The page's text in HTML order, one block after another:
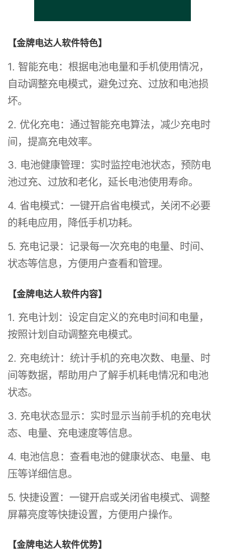
【金牌电达人软件特色】
1. 智能充电：根据电池电量和手机使用情况，
自动调整充电模式，避免过充、过放和电池损
坏。
2. 优化充电：通过智能充电算法，减少充电时
间，提高充电效率。
3. 电池健康管理：实时监控电池状态，预防电
池过充、过放和老化，延长电池使用寿命。
4. 省电模式：一键开启省电模式，关闭不必要
的耗电应用，降低手机功耗。
5. 充电记录：记录每一次充电的电量、时间、
状态等信息，方便用户查看和管理。
【金牌电达人软件内容】
1. 充电计划：设定自定义的充电时间和电量，
按照计划自动调整充电模式。
2. 充电统计：统计手机的充电次数、电量、时
间等数据，帮助用户了解手机耗电情况和电池
状态。
3. 充电状态显示：实时显示当前手机的充电状
态、电量、充电速度等信息。
4. 电池信息：查看电池的健康状态、电量、电
压等详细信息。
5. 快捷设置：一键开启或关闭省电模式、调整
屏幕亮度等快捷设置，方便用户操作。
【金牌电达人软件优势】